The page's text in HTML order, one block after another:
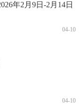
年2月9日-2月14日
04-10
04-10